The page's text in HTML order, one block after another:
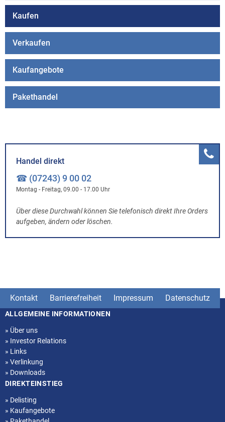
Kaufen
Verkaufen
Kaufangebote
Pakethandel
Handel direkt
☎ (07243) 9 00 02
Montag - Freitag, 09.00 - 17.00 Uhr
Über diese Durchwahl können Sie telefonisch direkt Ihre Orders
aufgeben, ändern oder löschen.
Kontakt Barrierefreiheit Impressum Datenschutz
Seitenstruktur
ALLGEMEINE INFORMATIONEN
» Über uns
» Investor Relations
» Links
» Verlinkung
» Downloads
DIREKTEINSTIEG
» Delisting
» Kaufangebote